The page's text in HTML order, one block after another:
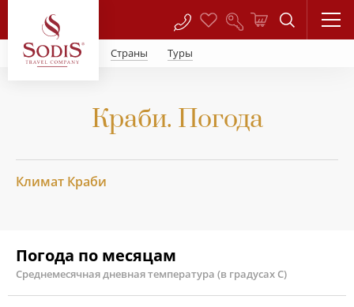
Страны Туры
Краби. Погода
Климат Краби
Погода по месяцам
Среднемесячная дневная температура (в градусах С)